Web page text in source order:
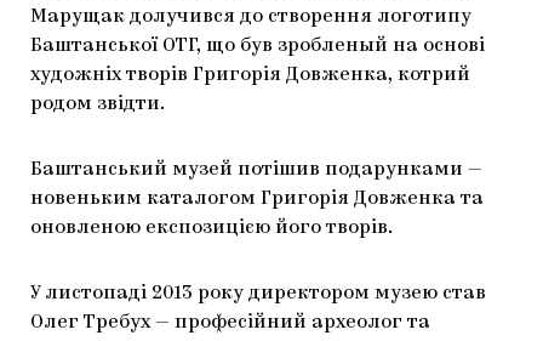
Марущак долучився до створення логотипу
Баштанської ОТГ, що був зробленый на основі
художніх творів Григорія Довженка, котрий
родом звідти.
Баштанський музей потішив подарунками —
новеньким каталогом Григорія Довженка та
оновленою експозицією його творів.
У листопаді 2013 року директором музею став
Олег Требух — професійний археолог та